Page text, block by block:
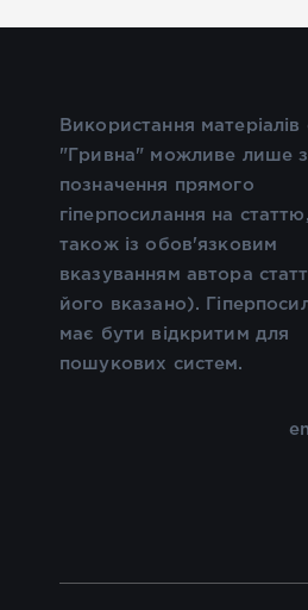
Використання матеріалів
"Гривна" можливе лише
позначення прямого
гіперпосилання на
також із обов'язковим
вказуванням автора
його вказано).
має бути відкритим для
пошукових систем.